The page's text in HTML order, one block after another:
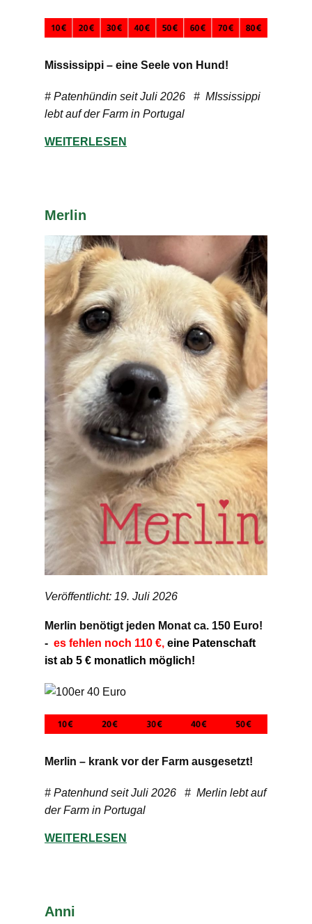
Mississippi – eine Seele von Hund!
# Patenhündin seit Juli 2026 # MIssissippi
lebt auf der Farm in Portugal
WEITERLESEN
Merlin
Veröffentlicht: 19. Juli 2026
Merlin benötigt jeden Monat ca. 150 Euro!
- es fehlen noch 110 €, eine Patenschaft
ist ab 5 € monatlich möglich!
Merlin – krank vor der Farm ausgesetzt!
# Patenhund seit Juli 2026 # Merlin lebt auf
der Farm in Portugal
WEITERLESEN
Anni